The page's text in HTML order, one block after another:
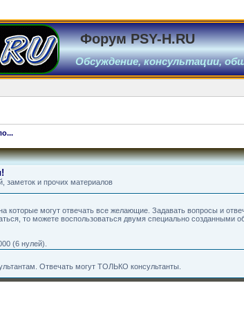
Форум PSY-H.RU
Обсуждение, консультации,
заметок и прочих материалов
которые могут отвечать все желающие. Задавать вопросы и
то можете воспользоваться двумя специально созданными
(6 нулей).
Отвечать могут ТОЛЬКО консультанты.